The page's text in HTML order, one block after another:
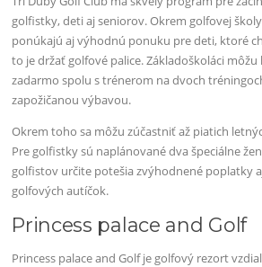
golfistky, deti aj seniorov. Okrem golfovej
ponúkajú aj výhodnú ponuku pre deti, ktoré
to je držať golfové palice. Základoškoláci môžu
zadarmo spolu s trénerom na dvoch
zapožičanou výbavou.
Okrem toho sa môžu zúčastniť až piatich
Pre golfistky sú naplánované dva špeciálne
golfistov určite potešia zvýhodnené poplatky
golfových autíčok.
Princess palace and Golf
Princess palace and Golf je golfový rezort